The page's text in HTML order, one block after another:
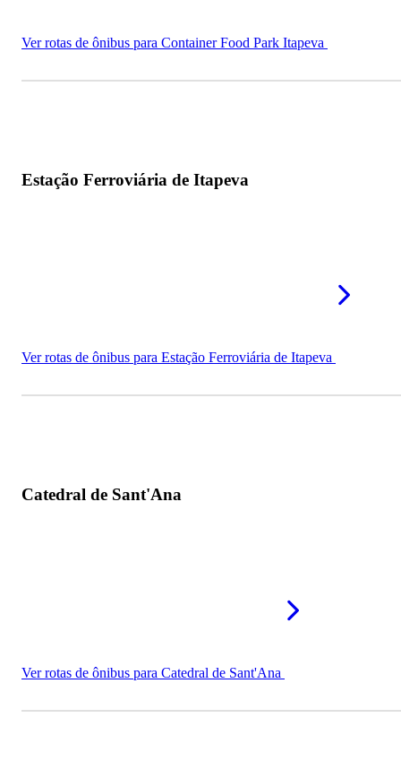
Ver rotas de ônibus para Container Food Park Itapeva
Estação Ferroviária de Itapeva
Ver rotas de ônibus para Estação Ferroviária de Itapeva
Catedral de Sant'Ana
Ver rotas de ônibus para Catedral de Sant'Ana